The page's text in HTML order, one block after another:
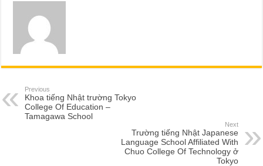
Previous
Khoa tiếng Nhật trường Tokyo
College Of Education –
Tamagawa School
Next
Trường tiếng Nhật Japanese
Language School Affiliated With
Chuo College Of Technology ở
Tokyo